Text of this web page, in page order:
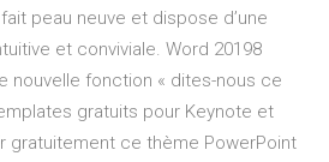
peau neuve et dispose d’une
et conviviale. Word 20198
nouvelle fonction « dites-nous ce
gratuits pour Keynote et
gratuitement ce thème PowerPoint